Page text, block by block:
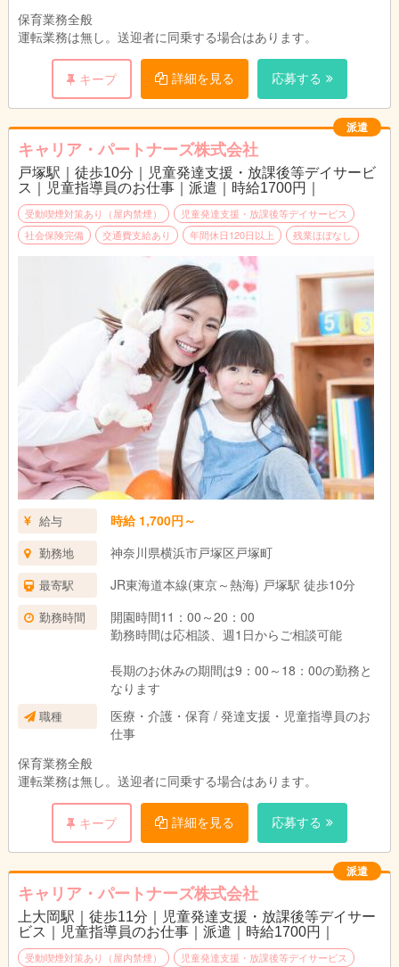
保育業務全般
運転業務は無し。送迎者に同乗する場合はあります。
キープ 詳細を見る 応募する
派遣
キャリア・パートナーズ株式会社
戸塚駅｜徒歩10分｜児童発達支援・放課後等デイサービ
ス｜児童指導員のお仕事｜派遣｜時給1700円｜
受動喫煙対策あり（屋内禁煙）
児童発達支援・放課後等デイサービス
社会保険完備
交通費支給あり 年間休日120日以上 残業ほぼなし
給与 時給 1,700円～
勤務地 神奈川県横浜市戸塚区戸塚町
最寄駅 JR東海道本線(東京～熱海) 戸塚駅 徒歩10分
勤務時間
開園時間11：00～20：00
勤務時間は応相談、週1日からご相談可能
長期のお休みの期間は9：00～18：00の勤務と
なります
職種
医療・介護・保育 / 発達支援・児童指導員のお
仕事
保育業務全般
運転業務は無し。送迎者に同乗する場合はあります。
キープ 詳細を見る 応募する
派遣
キャリア・パートナーズ株式会社
上大岡駅｜徒歩11分｜児童発達支援・放課後等デイサー
ビス｜児童指導員のお仕事｜派遣｜時給1700円｜
受動喫煙対策あり（屋内禁煙） 児童発達支援・放課後等デイサービス